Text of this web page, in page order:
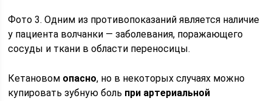
Фото 3. Одним из противопоказаний является наличие
у пациента волчанки — заболевания, поражающего
сосуды и ткани в области переносицы.
Кетановом опасно, но в некоторых случаях можно
купировать зубную боль при артериальной